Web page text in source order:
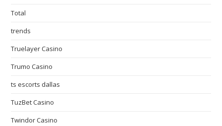
Total
trends
Truelayer Casino
Trumo Casino
ts escorts dallas
TuzBet Casino
Twindor Casino